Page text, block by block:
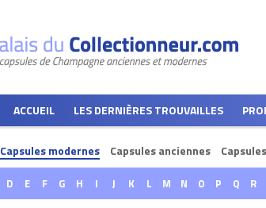
ACCUEIL LES DERNIÈRES TROUVAILLES
Capsules modernes Capsules anciennes
D E F G H I J K L M N O P Q R